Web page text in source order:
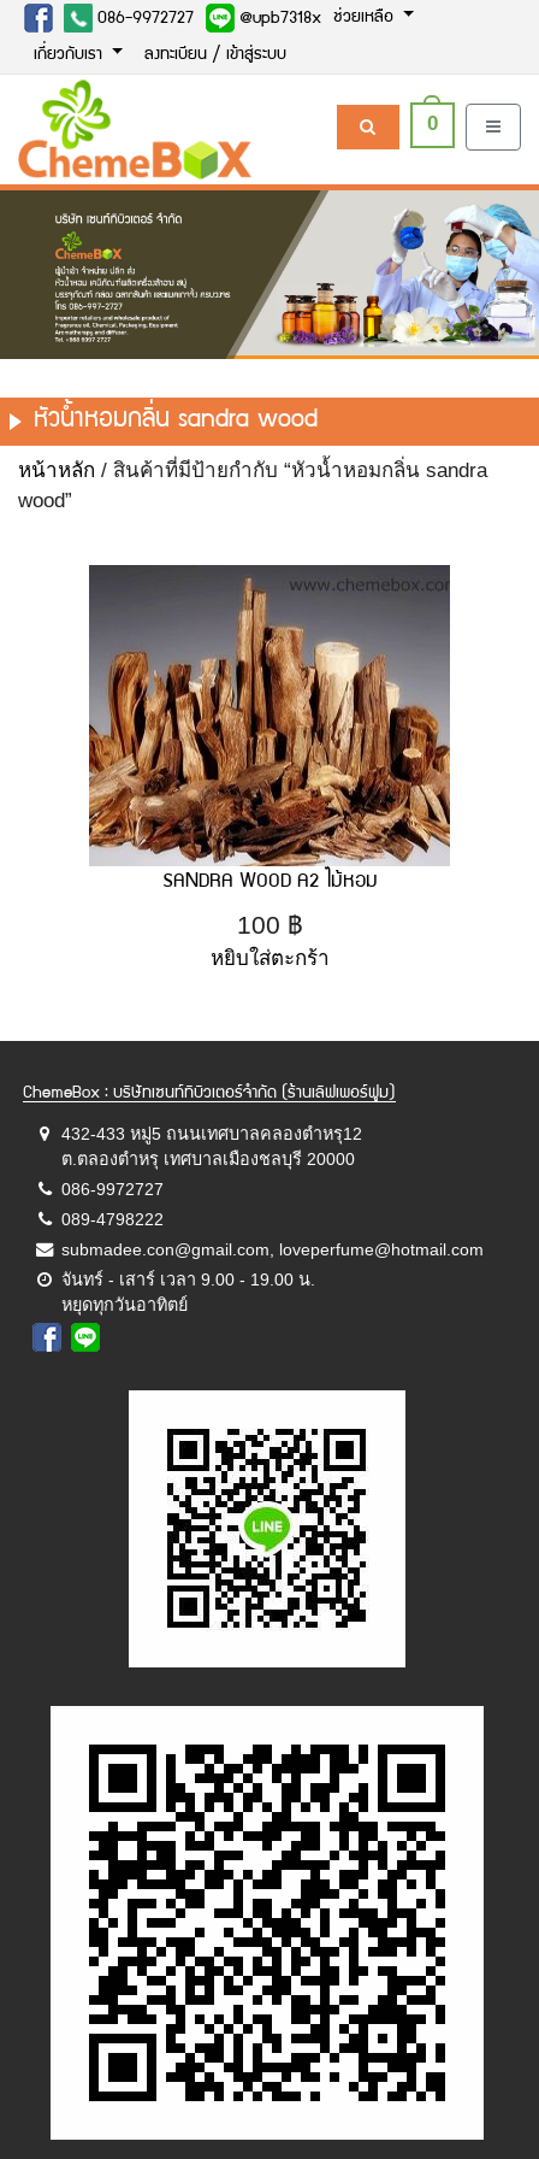
086-9972727 @upb7318x ช่วยเหลือ
เกี่ยวกับเรา ลงทะเบียน / เข้าสู่ระบบ
0
หัวน้ำหอมกลิ่น sandra wood
หน้าหลัก / สินค้าที่มีป้ายกำกับ “หัวน้ำหอมกลิ่น sandra
wood”
SANDRA WOOD A2 ไม้หอม
100 ฿
หยิบใส่ตะกร้า
ChemeBox : บริษัทเซนท์ทิบิวเตอร์จำกัด (ร้านเลิฟเพอร์ฟูม)
432-433 หมู่5 ถนนเทศบาลคลองตำหรุ12
ต.ตลองตำหรุ เทศบาลเมืองชลบุรี 20000
086-9972727
089-4798222
submadee.con@gmail.com, loveperfume@hotmail.com
จันทร์ - เสาร์ เวลา 9.00 - 19.00 น.
หยุดทุกวันอาทิตย์